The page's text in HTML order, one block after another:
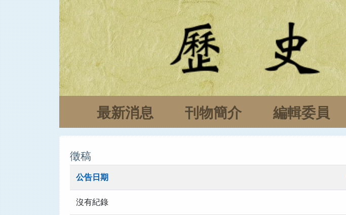
最新消息 刊物簡介 編輯委員
徵稿
公告日期
沒有紀錄